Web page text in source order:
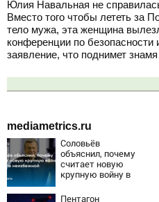
Юлия Навальная не
Вместо того чтобы лететь за
тело мужа, эта женщина
конференции по
заявление, что поднимет
mediametrics.ru
Соловьёв
объяснил, почему
считает новую
крупную войну в
неизбежной
Пентагон